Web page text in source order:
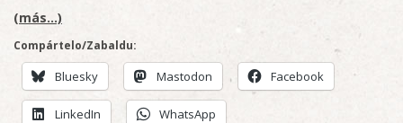
(más…)
Compártelo/Zabaldu:
Bluesky Mastodon Facebook
LinkedIn WhatsApp